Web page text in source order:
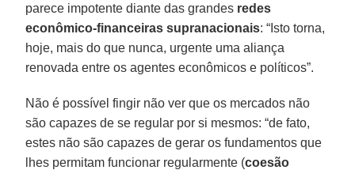
parece impotente diante das grandes redes
econômico-financeiras supranacionais: “Isto torna,
hoje, mais do que nunca, urgente uma aliança
renovada entre os agentes econômicos e políticos”.
Não é possível fingir não ver que os mercados não
são capazes de se regular por si mesmos: “de fato,
estes não são capazes de gerar os fundamentos que
lhes permitam funcionar regularmente (coesão